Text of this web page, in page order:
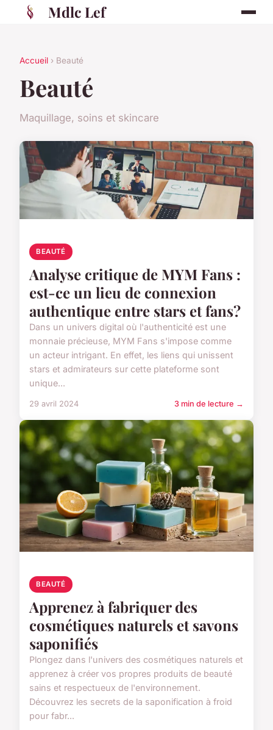
Mdlc Lef
Accueil › Beauté
Beauté
Maquillage, soins et skincare
BEAUTÉ
Analyse critique de MYM Fans :
est-ce un lieu de connexion
authentique entre stars et fans?
Dans un univers digital où l'authenticité est une
monnaie précieuse, MYM Fans s'impose comme
un acteur intrigant. En effet, les liens qui unissent
stars et admirateurs sur cette plateforme sont
unique...
29 avril 2024 3 min de lecture →
BEAUTÉ
Apprenez à fabriquer des
cosmétiques naturels et savons
saponifiés
Plongez dans l'univers des cosmétiques naturels et
apprenez à créer vos propres produits de beauté
sains et respectueux de l'environnement.
Découvrez les secrets de la saponification à froid
pour fabr...